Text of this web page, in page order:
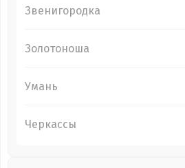
Звенигородка
Золотоноша
Умань
Черкассы